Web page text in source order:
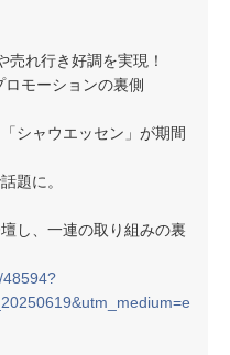
れ行き好調を実現！
ロモーションの裏側
シャウエッセン」が期間
題に。
し、一連の取り組みの裏
48594?